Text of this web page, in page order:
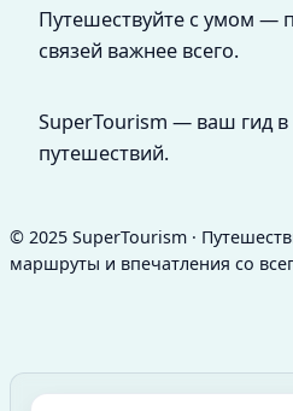
Путешествуйте с умом —
связей важнее всего.
SuperTourism — ваш гид
путешествий.
© 2025 SuperTourism ·
маршруты и впечатления со